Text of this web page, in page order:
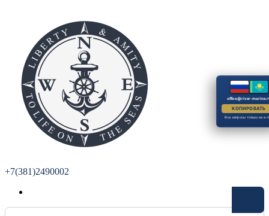
+7(381)2490002
office@river-
КОПИРОВАТЬ
Все запросы только на e-